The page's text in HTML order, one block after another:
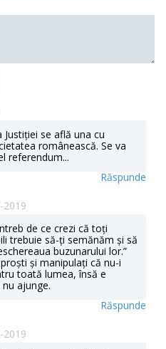
se află una cu
românească. Se va
referendum...
Răspunde
2019
de ce crezi că toți
trebuie să-ți semănăm și să
buzunarului lor.”
și manipulați că nu-i
toată lumea, însă e
ajunge.
Răspunde
2019